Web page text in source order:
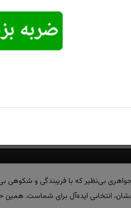
امکان تحویل
اکسپرس
امکان
بی‌نظیر که با فریبندگی و شکوهی
انتخابی ایده‌آل برای شماست. همین